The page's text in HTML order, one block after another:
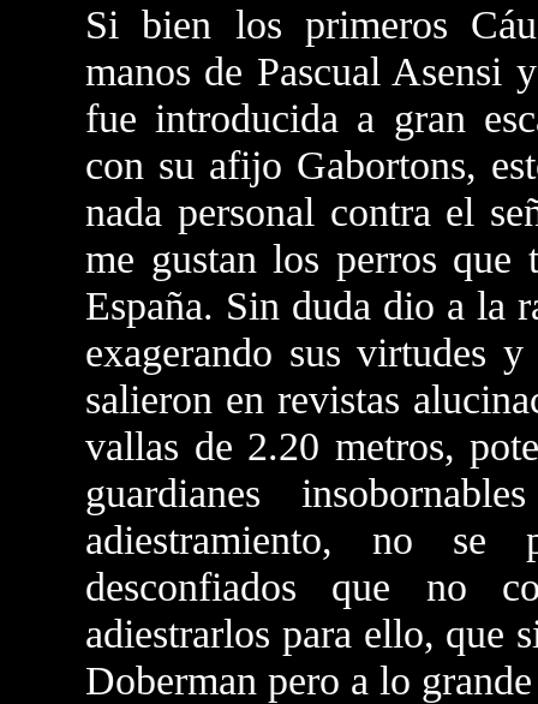
Si bien los primeros
manos de Pascual Asensi
fue introducida a gran
con su afijo Gabortons,
nada personal contra el
me gustan los perros
España. Sin duda dio a la
exagerando sus virtudes
salieron en revistas
vallas de 2.20 metros,
guardianes
adiestramiento, no se
desconfiados que no
adiestrarlos para ello, que
Doberman pero a lo